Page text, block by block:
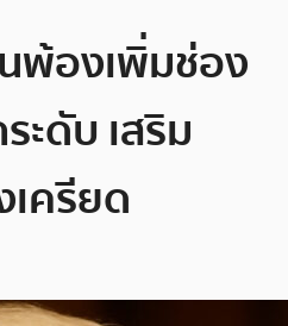
พ้องเพิ่มช่อง
ะดับ เสริม
ครียด